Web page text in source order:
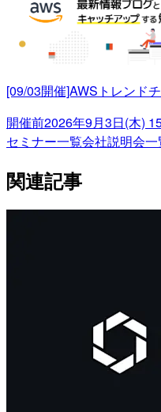
[09/03開催]AWSトレンド
開催前2026年9月3日(木)
セミナー一覧会社説明会一
関連記事